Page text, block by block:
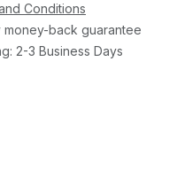
Conditions
back guarantee
2-3 Business Days